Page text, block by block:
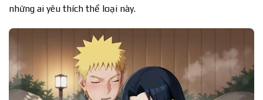
những ai yêu thích thể loại này.